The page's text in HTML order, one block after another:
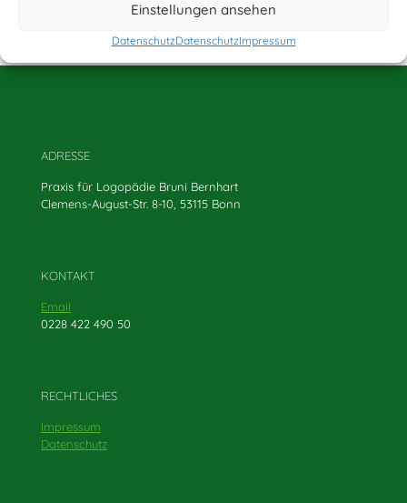
Einstellungen ansehen
DatenschutzDatenschutzImpressum
0228 422 490 51
ADRESSE
Praxis für Logopädie Bruni Bernhart
Clemens-August-Str. 8-10, 53115 Bonn
KONTAKT
Email
0228 422 490 50
RECHTLICHES
Impressum
Datenschutz